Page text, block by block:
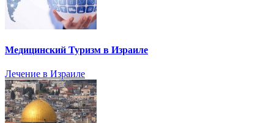
Медицинский Туризм в Израиле
Лечение в Израиле